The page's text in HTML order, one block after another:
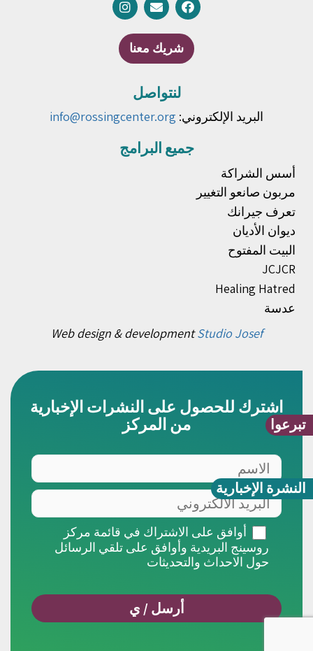
تبرعوا
النشرة الإخبارية
شريك معنا
لنتواصل
البريد الإلكتروني: info@rossingcenter.org
جميع البرامج
أسس الشراكة
مربون صانعو التغيير
تعرف جيرانك
ديوان الأديان
البيت المفتوح
JCJCR
Healing Hatred
عدسة
Web design & developmentStudio Josef
اشترك للحصول على النشرات الإخبارية
من المركز
أوافق على الاشتراك في قائمة مركز
روسينج البريدية وأوافق على تلقي الرسائل
حول الاحداث والتحديثات